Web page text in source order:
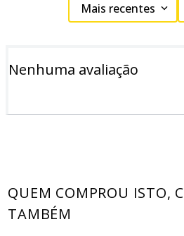
Mais recentes
Nenhuma avaliação
QUEM COMPROU ISTO,
TAMBÉM